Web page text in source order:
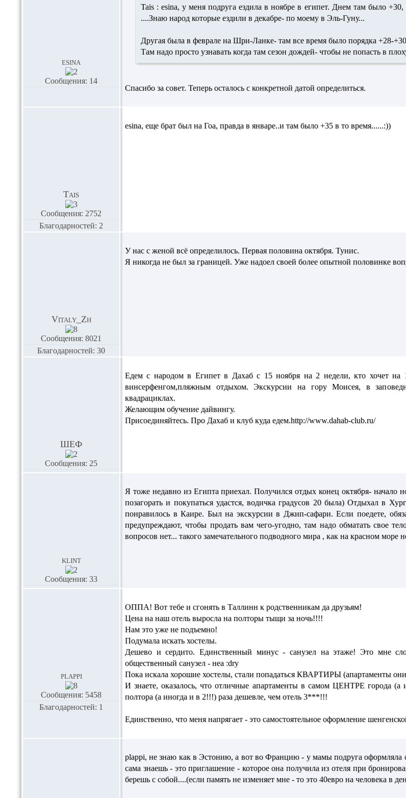
esina
Сообщения: 14
Tais : esina,у меня подруга ездила в ноябре в египет. Днем там было
....Знаю народ которые ездили в декабре- по моему в Эль-Гуну...
Другая была в феврале на Шри-Ланке- там все время было порядка +28-
Там надо просто узнавать когда там сезон дождей- чтобы не попасть в
Спасибо за совет. Теперь осталось с конкретной датой определиться.
Tais
Сообщения: 2752
Благодарностей: 2
esina, еще брат был на Гоа, правда в январе..и там было +35 в то время......:))
Vitaly_Zh
Сообщения: 8021
Благодарностей: 30
У нас с женой всё определилось. Первая половина октября. Тунис.
Я никогда не был за границей. Уже надоел своей более опытной половинке
ШЕФ
Сообщения: 25
Едем с народом в Египет в Дахаб с 15 ноября на 2 недели, кто хочет на
винсерфенгом,пляжным отдыхом. Экскурсии на гору Моисея, в
квадрациклах.
Желающим обучение дайвингу.
Присоединяйтесь. Про Дахаб и клуб куда едем.http://www.dahab-club.ru/
klint
Сообщения: 33
Я тоже недавно из Египта приехал. Получился отдых конец октября- начало
позагорать и покупаться удастся, водичка градусов 20 была) Отдыхал в
понравилось в Каире. Был на экскурсии в Джип-сафари. Если поедете,
предупреждают, чтобы продать вам чего-угодно, там надо обматать свое
вопросов нет... такого замечательного подводного мира , как на красном море
plappi
Сообщения: 5458
Благодарностей: 1
ОППА! Вот тебе и сгонять в Таллинн к родственникам да друзьям!
Цена на наш отель выросла на полторы тыщи за ночь!!!!
Нам это уже не подъемно!
Подумала искать хостелы.
Дешево и сердито. Единственный минус - санузел на этаже! Это мне
общественный санузел - неа :dry
Пока искала хорошие хостелы, стали попадаться КВАРТИРЫ (апартаменты
И знаете, оказалось, что отличные апартаменты в самом ЦЕНТРЕ города (а
полтора (а иногда и в 2!!!) раза дешевле, чем отель 3***!!!
Единственно, что меня напрягает - это самостоятельное оформление
plappi,не знаю как в Эстонию, а вот во Францию - у мамы подруга оформляла
сама знаешь - это приглашение - которое она получила из отеля при
берешь с собой....(если память не изменяет мне - то это 40евро на человека в